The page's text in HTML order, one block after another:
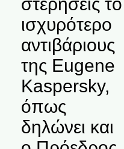
ισχυρότερο
αντιβάριους
της Eugene
Kaspersky,
όπως
δηλώνει και